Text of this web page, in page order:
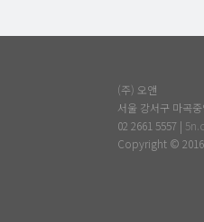
(주) 오앤
서울 강서구 마곡
02 2661 5557 |
Copyright ©